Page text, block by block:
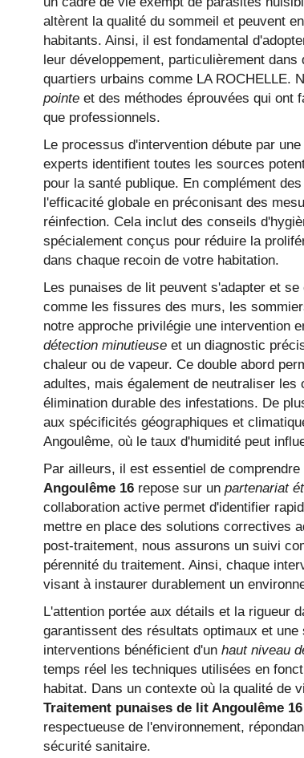
16
altèrent la qualité du sommeil et peuvent
habitants. Ainsi, il est fondamental
leur développement, particulièrement
quartiers urbains comme LA ROCHELLE.
pointeet des méthodes éprouvées qui ont
que professionnels.
Le processus d'intervention débute par une
experts identifient toutes les sources
pour la santé publique. En complément
l'efficacité globale en préconisant des
réinfection. Cela inclut des conseils
spécialement conçus pour réduire la
dans chaque recoin de votre habitation.
Les punaises de lit peuvent s'adapter et
comme les fissures des murs, les
notre approche privilégie une intervention
détection minutieuseet un diagnostic
chaleur ou de vapeur. Ce double abord
adultes, mais également de neutraliser
élimination durable des infestations. De
aux spécificités géographiques et
Angoulême, où le taux d'humidité peut
Par ailleurs, il est essentiel de
Angoulême 16repose sur un partenariat
collaboration active permet d'identifier
mettre en place des solutions correctives
post-traitement, nous assurons un suivi
pérennité du traitement. Ainsi, chaque
visant à instaurer durablement un
L'attention portée aux détails et la rigueur
garantissent des résultats optimaux et
interventions bénéficient d'un haut niveau
temps réel les techniques utilisées en
habitat. Dans un contexte où la qualité de
Traitement punaises de lit Angoulême 16
respectueuse de l'environnement,
sécurité sanitaire.